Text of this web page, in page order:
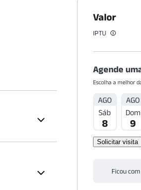
Valor
IPTU
Agende
Escolha a melhor
AGO
Sáb
8
AGO
Dom
9
Solicitar visita
Ficou